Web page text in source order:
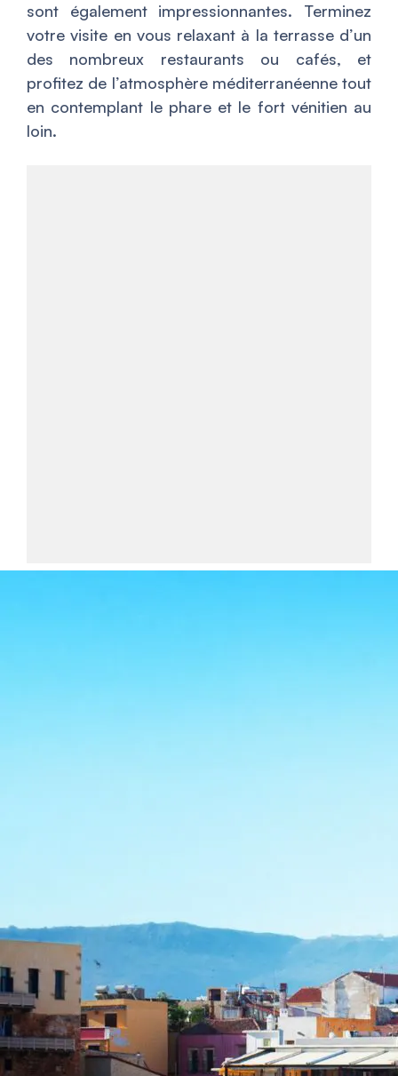
sont également impressionnantes. Terminez
votre visite en vous relaxant à la terrasse d’un
des nombreux restaurants ou cafés, et
profitez de l’atmosphère méditerranéenne tout
en contemplant le phare et le fort vénitien au
loin.